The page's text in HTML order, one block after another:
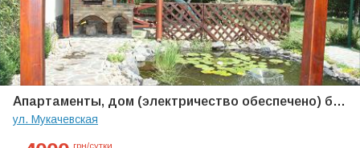
Апартаменты, дом (электричество обеспечено) без хозяев, закрытый двор
ул. Мукачевская
грн/сутки